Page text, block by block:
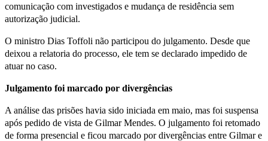
comunicação com investigados e mudança de residência sem
autorização judicial.
O ministro Dias Toffoli não participou do julgamento. Desde que
deixou a relatoria do processo, ele tem se declarado impedido de
atuar no caso.
Julgamento foi marcado por divergências
A análise das prisões havia sido iniciada em maio, mas foi suspensa
após pedido de vista de Gilmar Mendes. O julgamento foi retomado
de forma presencial e ficou marcado por divergências entre Gilmar e